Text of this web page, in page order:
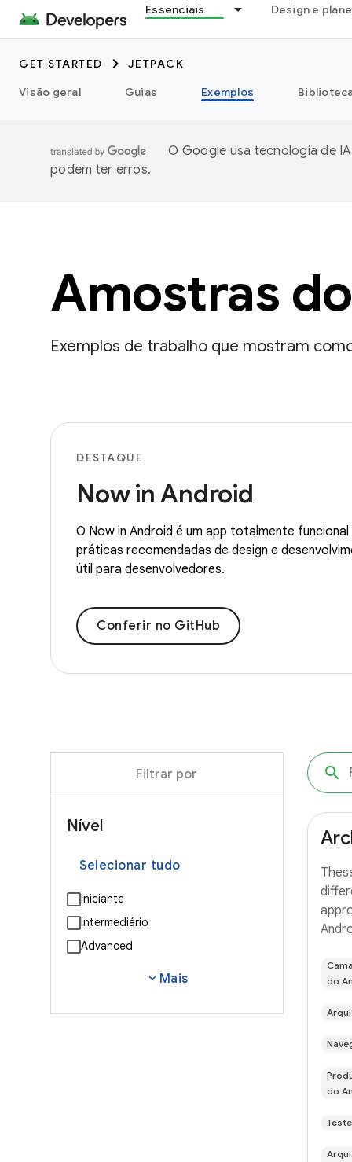
Essenciais Design e
GET STARTED
JETPACK
Visão geral
Guias Exemplos
O Google usa tecnologia de
podem ter erros.
Amostras
Exemplos de trabalho que mostram
DESTAQUE
Now in Android
O Now in Android é um app totalmente
práticas recomendadas de design e
útil para desenvolvedores.
Conferir no GitHub
Filtrar por
Nível
Selecionar tudo
Iniciante
Intermediário
Advanced
expand_more Mais
(a
do
do